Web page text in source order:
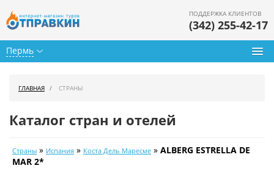
Пермь
ПОДДЕРЖКА КЛИЕНТОВ
(342) 255-42-17
Календарь туров
ГЛАВНАЯ СТРАНЫ
Каталог стран и отелей
Страны » Испания » Коста Дель Маресме » ALBERG ESTRELLA DE
MAR 2*